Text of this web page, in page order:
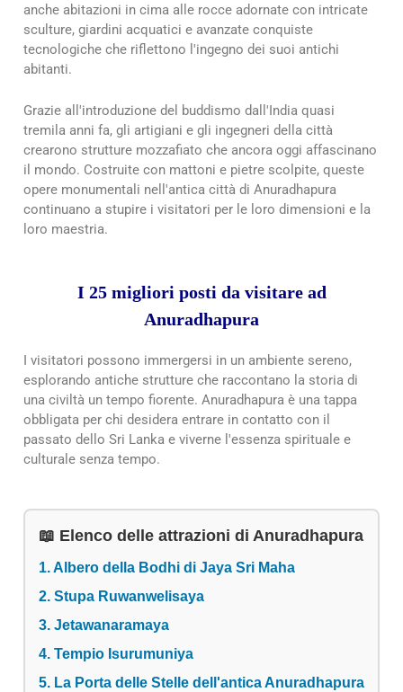
anche abitazioni in cima alle rocce adornate con intricate
sculture, giardini acquatici e avanzate conquiste
tecnologiche che riflettono l'ingegno dei suoi antichi
abitanti.
Grazie all'introduzione del buddismo dall'India quasi
tremila anni fa, gli artigiani e gli ingegneri della città
crearono strutture mozzafiato che ancora oggi affascinano
il mondo. Costruite con mattoni e pietre scolpite, queste
opere monumentali nell'antica città di Anuradhapura
continuano a stupire i visitatori per le loro dimensioni e la
loro maestria.
I 25 migliori posti da visitare ad
Anuradhapura
I visitatori possono immergersi in un ambiente sereno,
esplorando antiche strutture che raccontano la storia di
una civiltà un tempo fiorente. Anuradhapura è una tappa
obbligata per chi desidera entrare in contatto con il
passato dello Sri Lanka e viverne l'essenza spirituale e
culturale senza tempo.
📖 Elenco delle attrazioni di Anuradhapura
1. Albero della Bodhi di Jaya Sri Maha
2. Stupa Ruwanwelisaya
3. Jetawanaramaya
4. Tempio Isurumuniya
5. La Porta delle Stelle dell'antica Anuradhapura